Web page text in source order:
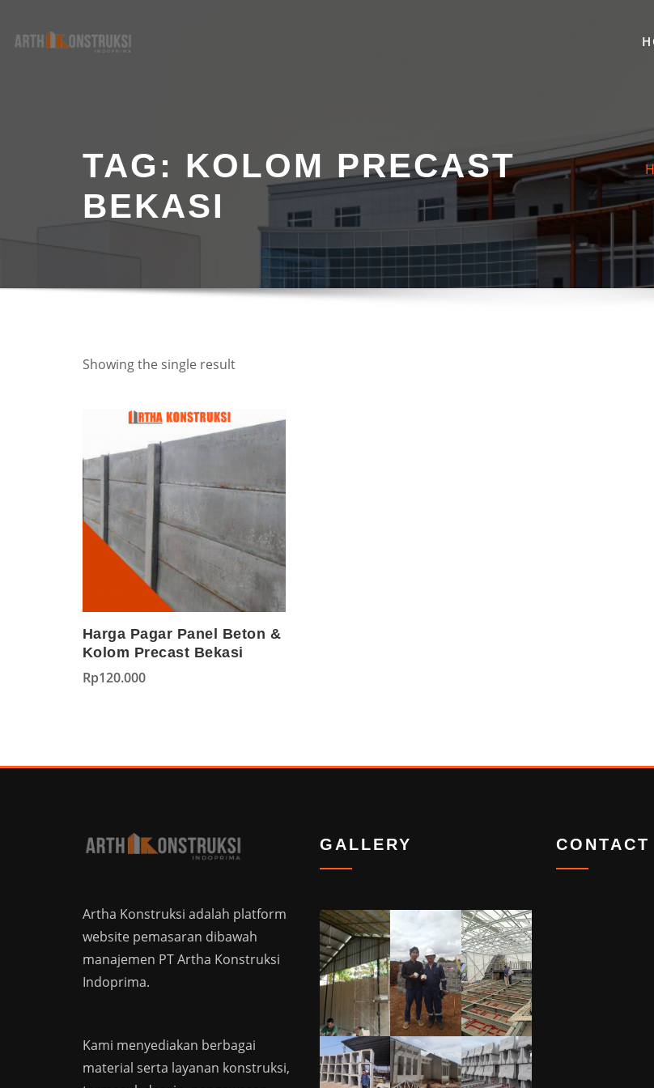
TAG: KOLOM PRECAST
BEKASI
Showing the single result
Harga Pagar Panel Beton &
Kolom Precast Bekasi
Rp120.000
Artha Konstruksi adalah platform
website pemasaran dibawah
manajemen PT Artha Konstruksi
Indoprima.
Kami menyediakan berbagai
material serta layanan konstruksi,
GALLERY CONTACT